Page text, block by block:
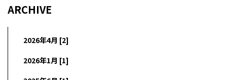
ARCHIVE
2026年4月 [2]
2026年1月 [1]